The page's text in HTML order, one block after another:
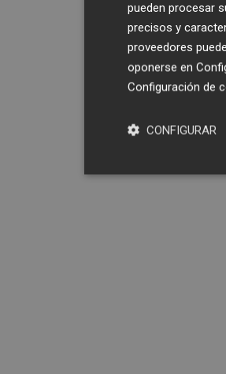
pueden procesar
precisos y
proveedores
oponerse en
Configuración de
CONFIGURAR